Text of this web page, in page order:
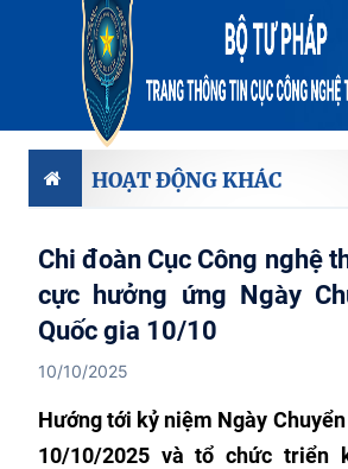
HOẠT ĐỘNG KHÁC
Chi đoàn Cục Công nghệ
cực hưởng ứng Ngày
Quốc gia 10/10
10/10/2025
Hướng tới kỷ niệm Ngày
10/10/2025 và tổ chức triển